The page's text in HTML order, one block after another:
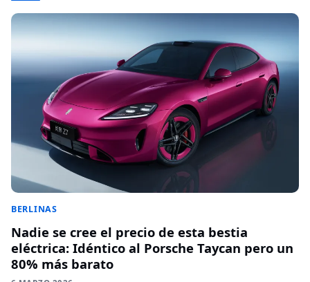
BERLINAS
Nadie se cree el precio de esta bestia
eléctrica: Idéntico al Porsche Taycan pero un
80% más barato